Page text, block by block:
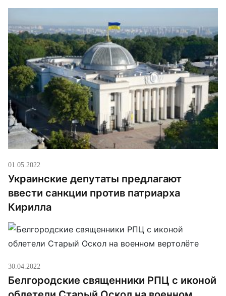
01.05.2022
Украинские депутаты предлагают
ввести санкции против патриарха
Кирилла
30.04.2022
Белгородские священники РПЦ с иконой